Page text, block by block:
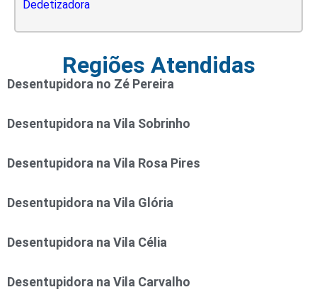
Dedetizadora
Regiões Atendidas
Desentupidora no Zé Pereira
Desentupidora na Vila Sobrinho
Desentupidora na Vila Rosa Pires
Desentupidora na Vila Glória
Desentupidora na Vila Célia
Desentupidora na Vila Carvalho